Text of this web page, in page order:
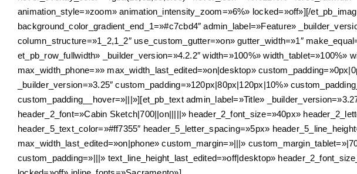
animation_style=»zoom» animation_intensity_zoom=»6%» locked=»off»][/
background_color_gradient_end_1=»#c7cbd4″ admin_label=»Feature»
column_structure=»1_2,1_2″ use_custom_gutter=»on» gutter_width=»1″
et_pb_row_fullwidth» _builder_version=»4.2.2″ width=»100%»
max_width_phone=»» max_width_last_edited=»on|desktop»
_builder_version=»3.25″ custom_padding=»120px|80px|120px|10%»
custom_padding__hover=»|||»][et_pb_text admin_label=»Title»
header_2_font=»Cabin Sketch|700||on|||||» header_2_font_size=»40px»
header_5_text_color=»#ff7355″ header_5_letter_spacing=»5px»
max_width_last_edited=»on|phone» custom_margin=»|||»
custom_padding=»|||» text_line_height_last_edited=»off|desktop»